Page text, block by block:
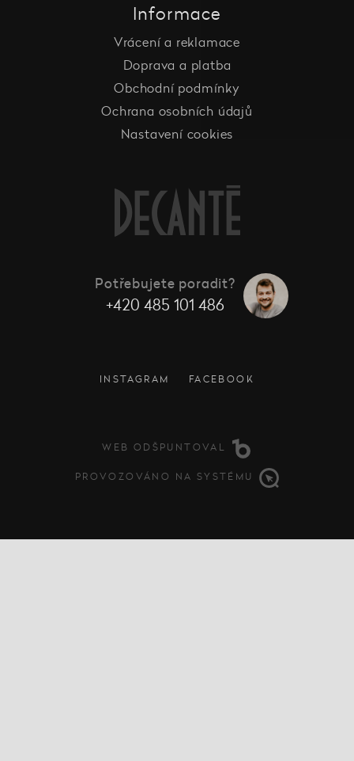
Informace
Vrácení a reklamace
Doprava a platba
Obchodní podmínky
Ochrana osobních údajů
Nastavení cookies
Potřebujete poradit?
+420 485 101 486
INSTAGRAM FACEBOOK
WEB ODŠPUNTOVAL
PROVOZOVÁNO NA SYSTÉMU